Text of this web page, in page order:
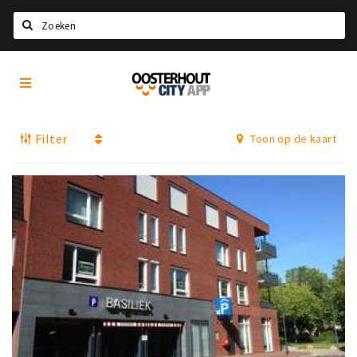
Home
Nieuws
Drinken
Recreatief
Slapen
Winkels
Winkelgebieden
Parkeren
Oosterhout
City
Filter Toon op de kaart